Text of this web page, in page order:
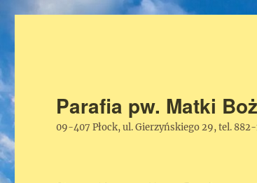
Parafia pw. Matki
09-407 Płock, ul. Gierzyńskiego 29, tel.